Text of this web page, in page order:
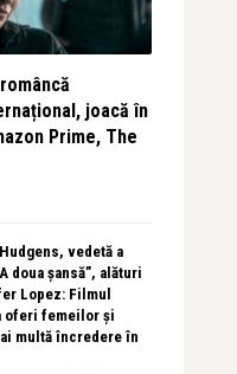
joacă în
Prime, The
vedetă a
doua șansă”, alături
Lopez: Filmul
oferi femeilor și
multă încredere în